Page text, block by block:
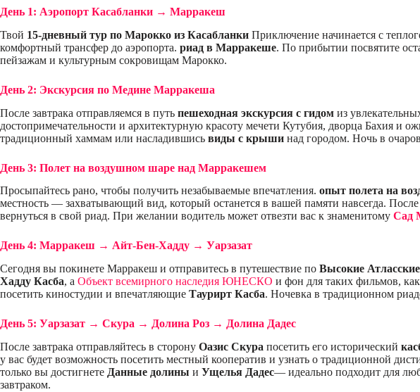
День 1: Аэропорт Касабланки → Марракеш
Твой 15-дневный тур по Марокко из Касабланки Приключение начинается с
комфортный трансфер до аэропорта. риад в Марракеше. По прибытии посвятите
пейзажам и культурным сокровищам Марокко.
День 2: Экскурсия по Медине Марракеша
После завтрака отправляемся в путь пешеходная экскурсия с гидом из
достопримечательности и архитектурную красоту мечети Кутубия, дворца Бахия и
традиционный хаммам или насладившись виды с крыши над городом. Ночь в
День 3: Полет на воздушном шаре над Марракешем
Просыпайтесь рано, чтобы получить незабываемые впечатления. опыт полета на
местность — захватывающий вид, который останется в вашей памяти навсегда.
вернуться в свой риад. При желании водитель может отвезти вас к знаменитому Сад
День 4: Марракеш → Айт-Бен-Хадду → Уарзазат
Сегодня вы покинете Марракеш и отправитесь в путешествие по Высокие
Хадду Касба, а Объект всемирного наследия ЮНЕСКО и фон для таких фильмов, как
посетить киностудии и впечатляющие Таурирт Касба. Ночевка в традиционном
День 5: Уарзазат → Скура → Долина Роз → Долина Дадес
После завтрака отправляйтесь в сторону Оазис Скура посетить его исторический
у вас будет возможность посетить местный кооператив и узнать о традиционной
только вы достигнете Данные долины и Ущелья Дадес— идеально подходит для
завтраком.